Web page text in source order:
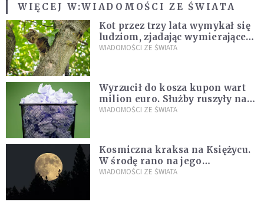
WIĘCEJ W:WIADOMOŚCI ZE ŚWIATA
Kot przez trzy lata wymykał się
ludziom, zjadając wymierające
kaczki. W końcu popełnił
WIADOMOŚCI ZE ŚWIATA
Wyrzucił do kosza kupon wart
milion euro. Służby ruszyły na
poszukiwania
WIADOMOŚCI ZE ŚWIATA
Kosmiczna kraksa na Księżycu.
W środę rano na jego
powierzchni dojdzie do
WIADOMOŚCI ZE ŚWIATA